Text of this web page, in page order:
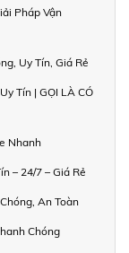
Pháp Vận
Uy Tín, Giá Rẻ
Tín | GỌI LÀ CÓ
Nhanh
– 24/7 – Giá Rẻ
An Toàn
Chóng